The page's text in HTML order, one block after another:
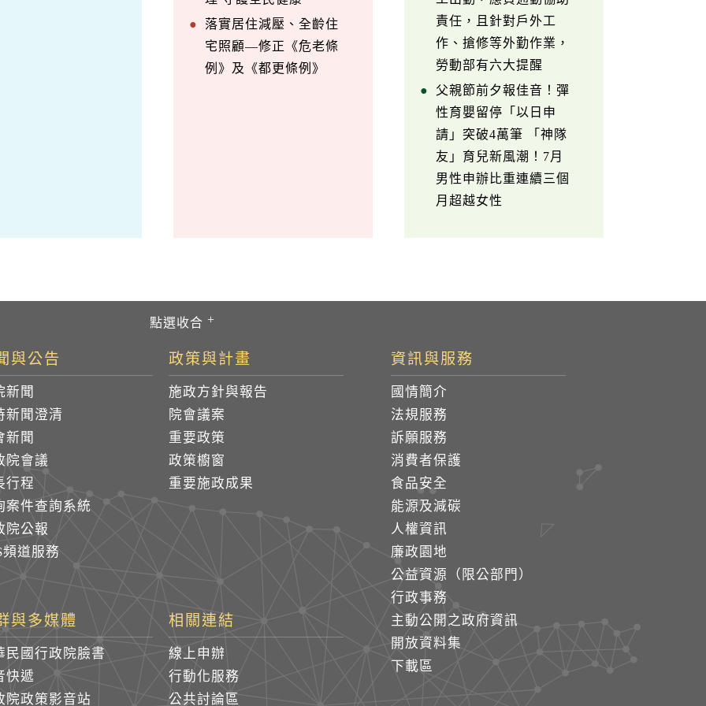
落實居住減壓、全齡住
宅照顧—修正《危老條
例》及《都更條例》
責任，且針對戶外工
作、搶修等外勤作業，
勞動部有六大提醒
父親節前夕報佳音！彈
性育嬰留停「以日申
請」突破4萬筆 「神隊
友」育兒新風潮！7月
男性申辦比重連續三個
月超越女性
與公告
新聞
新聞澄清
新聞
院會議
行程
案件查詢系統
院公報
頻道服務
政策與計畫
施政方針與報告
院會議案
重要政策
政策櫥窗
重要施政成果
資訊與服務
國情簡介
法規服務
訴願服務
消費者保護
食品安全
能源及減碳
人權資訊
廉政園地
公益資源（限公部門）
行政事務
主動公開之政府資訊
開放資料集
下載區
與多媒體
民國行政院臉書
快遞
院政策影音站
相關連結
線上申辦
行動化服務
公共討論區